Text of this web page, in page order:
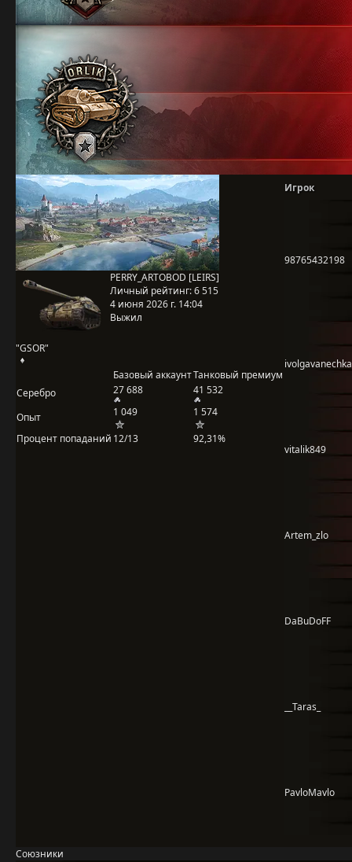
"GSOR"
PERRY_ARTOBOD [LEIRS]
Личный рейтинг:6 515
4 июня 2026 г. 14:04
Выжил
Базовый аккаунтТанковый премиум
Серебро
27 688 41 532
Опыт 1 049
1 574
Процент попаданий 12/13 92,31%
Игрок
98765432198
ivolgavanechka
vitalik849
Artem_zlo
DaBuDoFF
__Taras_
PavloMavlo
Союзники